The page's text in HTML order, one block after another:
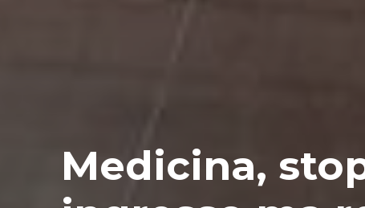
Medicina,